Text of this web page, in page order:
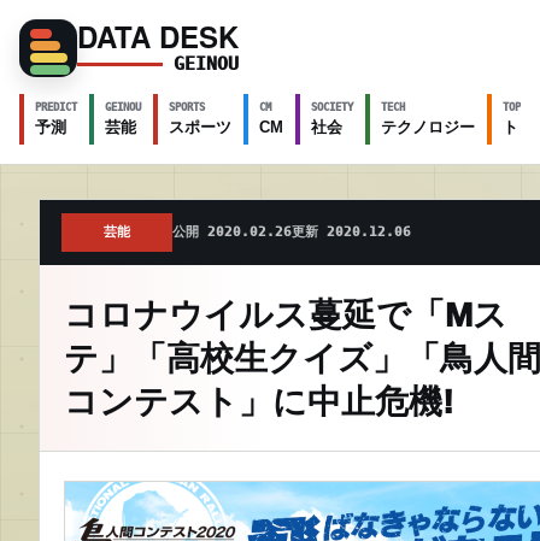
DATA DESK
GEINOU
PREDICT
予測
GEINOU
芸能
SPORTS
スポーツ
CM
CM
SOCIETY
社会
TECH
テクノロジー
TOPICS
ト
芸能 公開 2020.02.26更新 2020.12.06
コロナウイルス蔓延で「Mス
テ」「高校生クイズ」「鳥人間
コンテスト」に中止危機!